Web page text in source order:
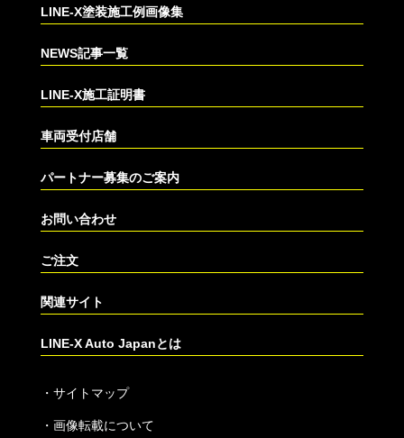
LINE-X塗装施工例画像集
NEWS記事一覧
LINE-X施工証明書
車両受付店舗
パートナー募集のご案内
お問い合わせ
ご注文
関連サイト
LINE-X Auto Japanとは
・ サイトマップ
・ 画像転載について